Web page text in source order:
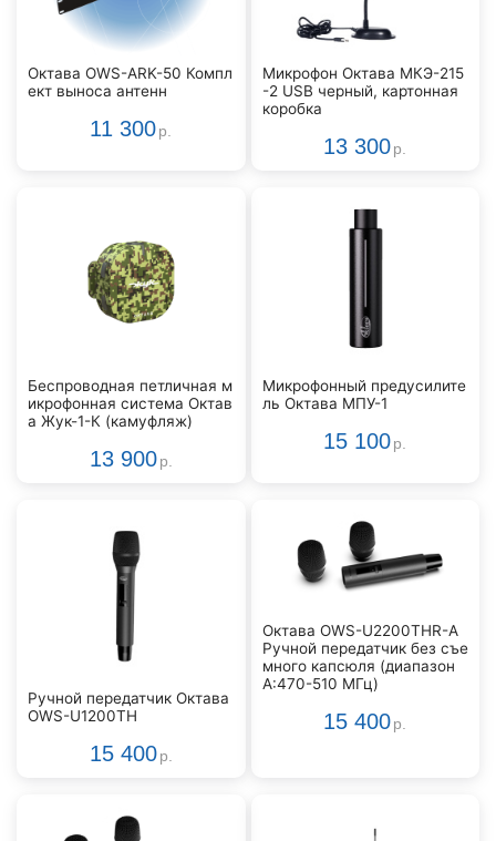
Октава OWS-ARK-50 Компл
ект выноса антенн
11 300 р.
Микрофон Октава МКЭ-215
-2 USB черный, картонная
коробка
13 300 р.
Беспроводная петличная м
икрофонная система Октав
а Жук-1-К (камуфляж)
13 900 р.
Микрофонный предусилите
ль Октава МПУ-1
15 100 р.
Ручной передатчик Октава
OWS-U1200TH
15 400 р.
Октава OWS-U2200THR-А
Ручной передатчик без съе
много капсюля (диапазон
А:470-510 МГц)
15 400 р.